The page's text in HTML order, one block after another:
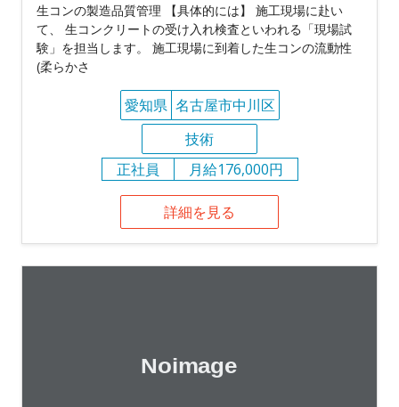
生コンの製造品質管理 【具体的には】 施工現場に赴い
て、 生コンクリートの受け入れ検査といわれる「現場試
験」を担当します。 施工現場に到着した生コンの流動性
(柔らかさ
愛知県 名古屋市中川区
技術
正社員
月給176,000円
詳細を見る